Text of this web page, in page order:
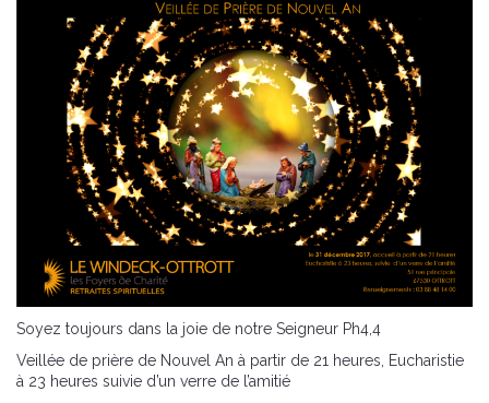
Soyez toujours dans la joie de notre Seigneur Ph4,4
Veillée de prière de Nouvel An à partir de 21 heures, Eucharistie
à 23 heures suivie d’un verre de l’amitié